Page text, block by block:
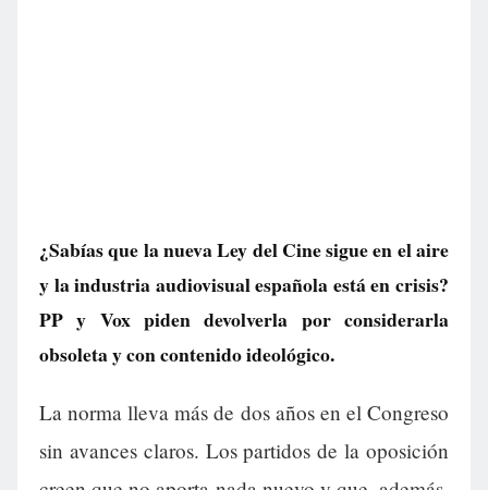
¿Sabías que la nueva Ley del Cine sigue en el aire
y la industria audiovisual española está en crisis?
PP y Vox piden devolverla por considerarla
obsoleta y con contenido ideológico.
La norma lleva más de dos años en el Congreso
sin avances claros. Los partidos de la oposición